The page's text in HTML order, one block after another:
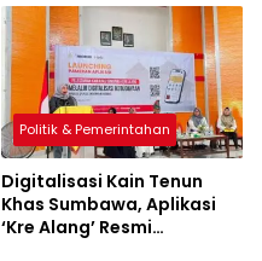
Politik & Pemerintahan
Digitalisasi Kain Tenun
Khas Sumbawa, Aplikasi
‘Kre Alang’ Resmi